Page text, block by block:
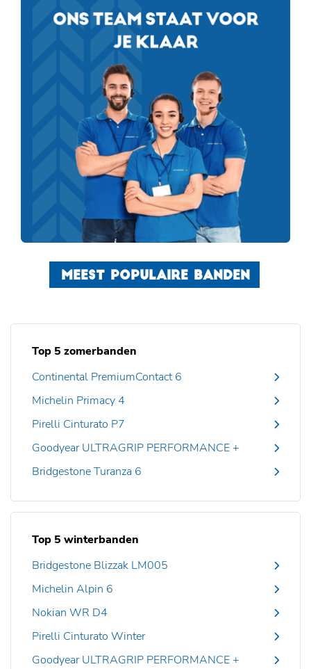
MEEST POPULAIRE BANDEN
Top 5 zomerbanden
Continental PremiumContact 6
Michelin Primacy 4
Pirelli Cinturato P7
Goodyear ULTRAGRIP PERFORMANCE +
Bridgestone Turanza 6
Top 5 winterbanden
Bridgestone Blizzak LM005
Michelin Alpin 6
Nokian WR D4
Pirelli Cinturato Winter
Goodyear ULTRAGRIP PERFORMANCE +